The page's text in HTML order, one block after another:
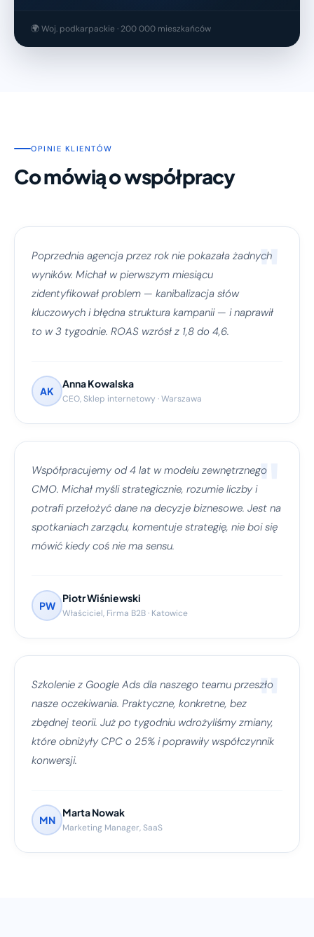
🌍 Woj. podkarpackie · 200 000 mieszkańców
OPINIE KLIENTÓW
Co mówią o współpracy
"
Poprzednia agencja przez rok nie pokazała żadnych
wyników. Michał w pierwszym miesiącu
zidentyfikował problem — kanibalizacja słów
kluczowych i błędna struktura kampanii — i naprawił
to w 3 tygodnie. ROAS wzrósł z 1,8 do 4,6.
AK
Anna Kowalska
CEO, Sklep internetowy · Warszawa
"
Współpracujemy od 4 lat w modelu zewnętrznego
CMO. Michał myśli strategicznie, rozumie liczby i
potrafi przełożyć dane na decyzje biznesowe. Jest na
spotkaniach zarządu, komentuje strategię, nie boi się
mówić kiedy coś nie ma sensu.
PW
Piotr Wiśniewski
Właściciel, Firma B2B · Katowice
"
Szkolenie z Google Ads dla naszego teamu przeszło
nasze oczekiwania. Praktyczne, konkretne, bez
zbędnej teorii. Już po tygodniu wdrożyliśmy zmiany,
które obniżyły CPC o 25% i poprawiły współczynnik
konwersji.
MN
Marta Nowak
Marketing Manager, SaaS